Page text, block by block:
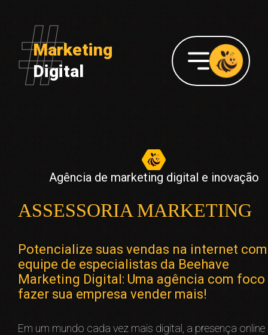
Marketing
Digital
Agência de marketing digital e inovação
ASSESSORIA MARKETING
Potencialize suas vendas na internet
equipe de especialistas da Beehave
Marketing Digital: Uma agência com foco
fazer sua empresa vender mais!
Em um mundo cada vez mais digital, a presença online